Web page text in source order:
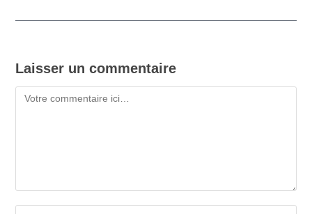
Laisser un commentaire
Commentaire